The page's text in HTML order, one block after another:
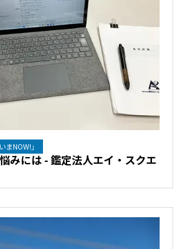
まNOW!」
みには - 鑑定法人エイ・スクエ